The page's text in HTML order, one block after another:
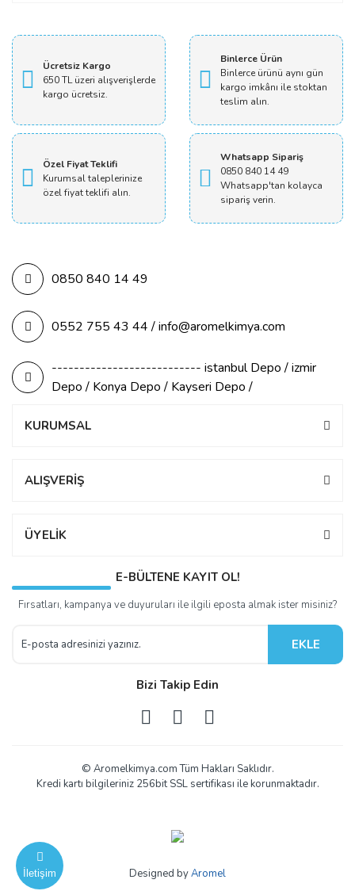
İletişim
Ücretsiz Kargo
650 TL üzeri alışverişlerde
kargo ücretsiz.
Binlerce Ürün
Binlerce ürünü aynı gün
kargo imkânı ile stoktan
teslim alın.
Özel Fiyat Teklifi
Kurumsal taleplerinize
özel fiyat teklifi alın.
Whatsapp Sipariş
0850 840 14 49
Whatsapp'tan kolayca
sipariş verin.
0850 840 14 49
0552 755 43 44 / info@aromelkimya.com
--------------------------- istanbul Depo / izmir
Depo / Konya Depo / Kayseri Depo /
KURUMSAL
ALIŞVERİŞ
ÜYELİK
E-BÜLTENE KAYIT OL!
Fırsatları, kampanya ve duyuruları ile ilgili eposta almak ister misiniz?
EKLE
Bizi Takip Edin
© Aromelkimya.com Tüm Hakları Saklıdır.
Kredi kartı bilgileriniz 256bit SSL sertifikası ile korunmaktadır.
Designed byAromel